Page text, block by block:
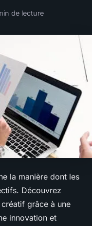
de lecture
la manière dont les
Découvrez
grâce à une
innovation et